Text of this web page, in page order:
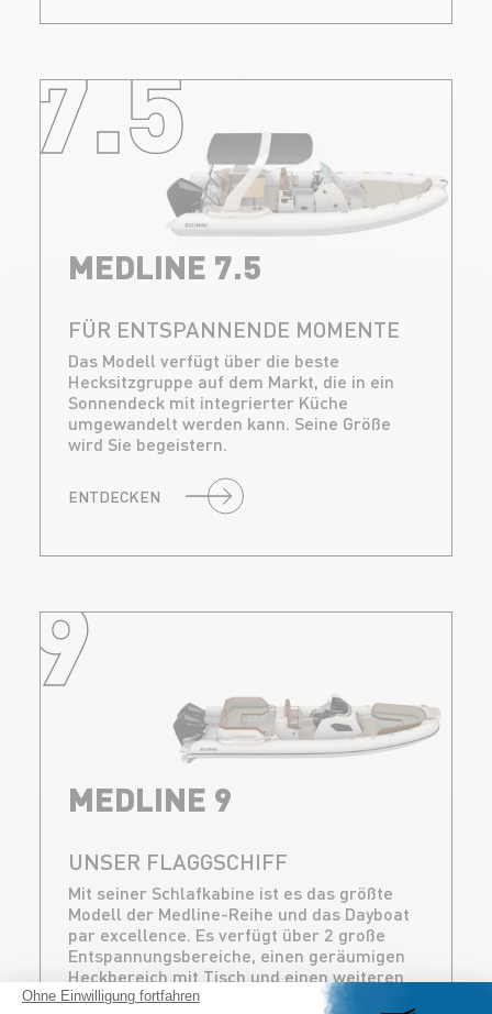
7.5
MEDLINE 7.5
FÜR ENTSPANNENDE MOMENTE
Das Modell verfügt über die beste
Hecksitzgruppe auf dem Markt, die in ein
Sonnendeck mit integrierter Küche
umgewandelt werden kann. Seine Größe
wird Sie begeistern.
ENTDECKEN
9
MEDLINE 9
UNSER FLAGGSCHIFF
Mit seiner Schlafkabine ist es das größte
Modell der Medline-Reihe und das Dayboat
par excellence. Es verfügt über 2 große
Entspannungsbereiche, einen geräumigen
Heckbereich mit Tisch und einen weiteren
im Halbkreis angeordneten vorderen
Ohne Einwilligung fortfahren